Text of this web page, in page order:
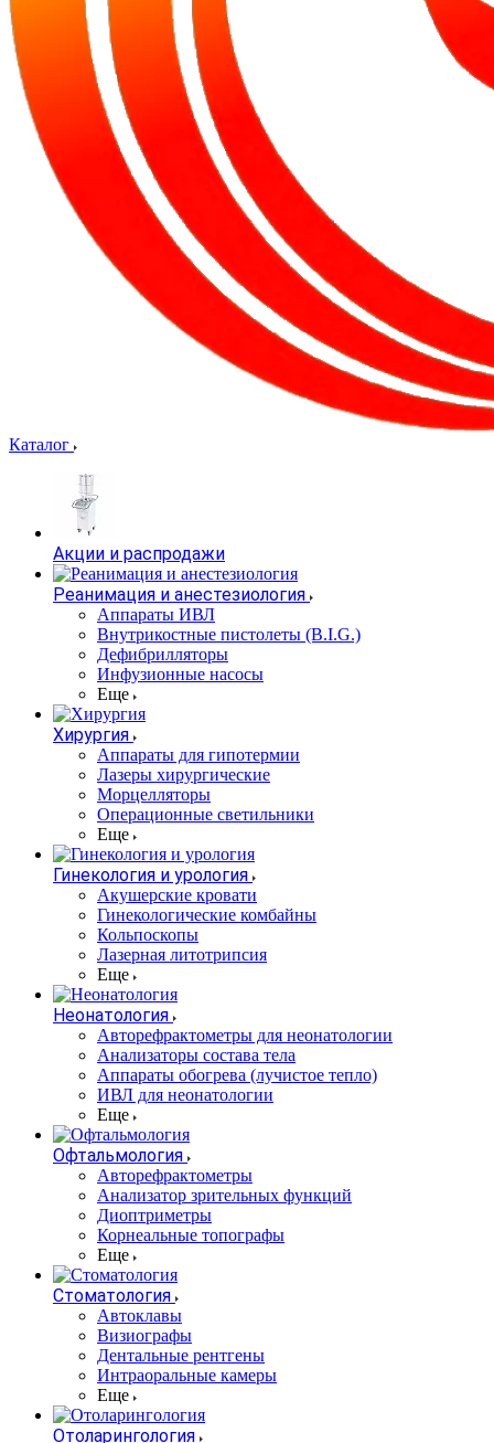
Каталог
Акции и распродажи
Реанимация и анестезиология
Аппараты ИВЛ
Внутрикостные пистолеты (B.I.G.)
Дефибрилляторы
Инфузионные насосы
Еще
Хирургия
Аппараты для гипотермии
Лазеры хирургические
Морцелляторы
Операционные светильники
Еще
Гинекология и урология
Акушерские кровати
Гинекологические комбайны
Кольпоскопы
Лазерная литотрипсия
Еще
Неонатология
Авторефрактометры для неонатологии
Анализаторы состава тела
Аппараты обогрева (лучистое тепло)
ИВЛ для неонатологии
Еще
Офтальмология
Авторефрактометры
Анализатор зрительных функций
Диоптриметры
Корнеальные топографы
Еще
Стоматология
Автоклавы
Визиографы
Дентальные рентгены
Интраоральные камеры
Еще
Отоларингология